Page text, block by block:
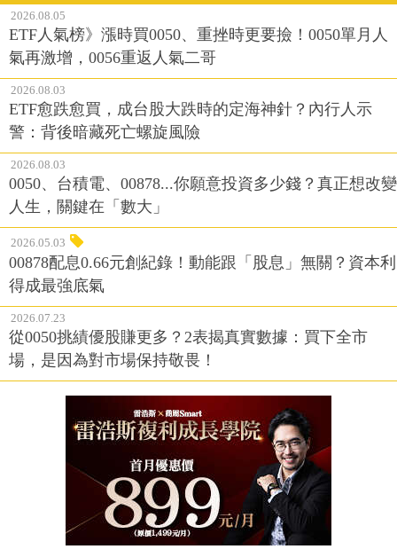
2026.08.05
ETF人氣榜》漲時買0050、重挫時更要撿！0050單月人
氣再激增，0056重返人氣二哥
2026.08.03
ETF愈跌愈買，成台股大跌時的定海神針？內行人示
警：背後暗藏死亡螺旋風險
2026.08.03
0050、台積電、00878...你願意投資多少錢？真正想改變
人生，關鍵在「數大」
2026.05.03
00878配息0.66元創紀錄！動能跟「股息」無關？資本利
得成最強底氣
2026.07.23
從0050挑績優股賺更多？2表揭真實數據：買下全市
場，是因為對市場保持敬畏！